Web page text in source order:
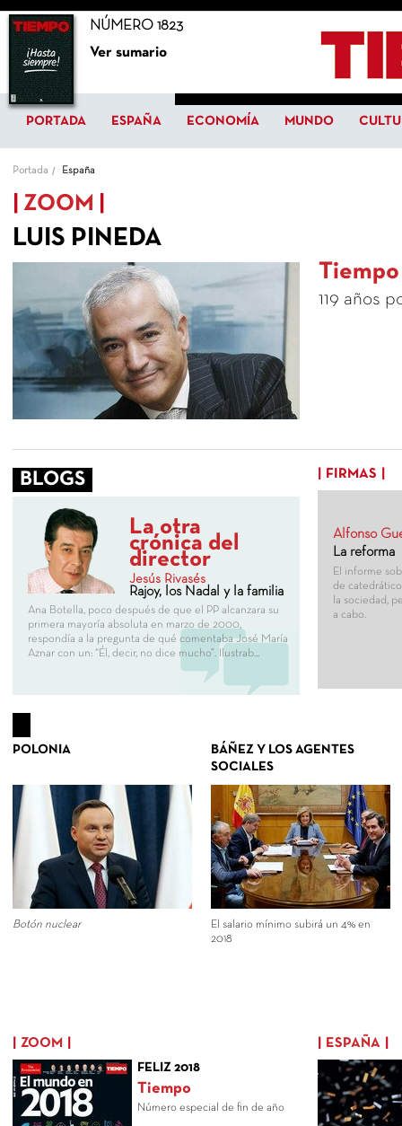
NÚMERO 1823
Ver sumario
PORTADA ESPAÑA ECONOMÍA MUNDO
Portada España
ZOOM
LUIS PINEDA
Tiempo
119 años
FIRMAS
Alfonso
La reforma
El informe
de
la sociedad,
a cabo.
BLOGS
La otra
crónica del
director
Jesús Rivasés
Rajoy, los Nadal y la familia
Ana Botella, poco después de que el PP alcanzara su
primera mayoría absoluta en marzo de 2000,
respondía a la pregunta de qué comentaba José María
Aznar con un: “Él, decir, no dice mucho”. Ilustrab...
POLONIA
Botón nuclear
BÁÑEZ Y LOS AGENTES
SOCIALES
El salario mínimo subirá un 4% en
2018
ZOOM
FELIZ 2018
Tiempo
Número especial de fin de año
ESPAÑA